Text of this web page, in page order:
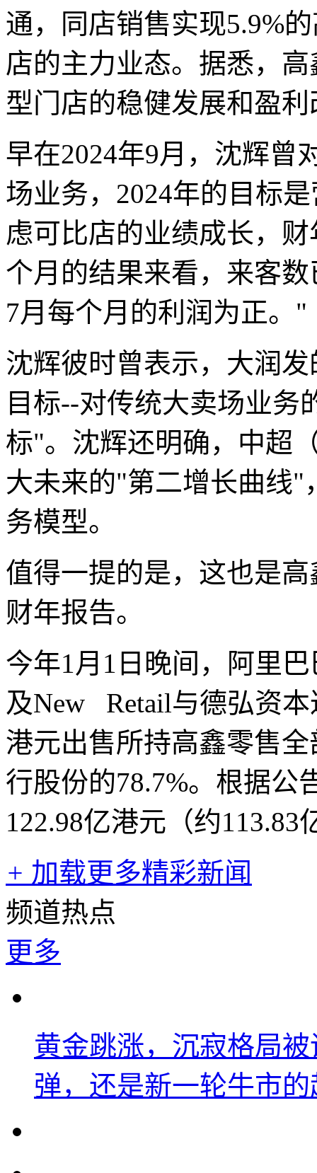
通，同店销售实现5.9%
店的主力业态。据悉，
型门店的稳健发展和盈利
早在2024年9月，沈辉曾
场业务，2024年的目标
虑可比店的业绩成长，
个月的结果来看，来客
7月每个月的利润为正。"
沈辉彼时曾表示，大润
目标--对传统大卖场业务
标"。沈辉还明确，中超
大未来的"第二增长曲线"
务模型。
值得一提的是，这也是
财年报告。
今年1月1日晚间，阿里
及New Retail与德弘资
港元出售所持高鑫零售
行股份的78.7%。根据公
122.98亿港元（约113.83
+ 加载更多精彩新闻
频道热点
更多
黄金跳涨，沉寂格局
弹，还是新一轮牛市